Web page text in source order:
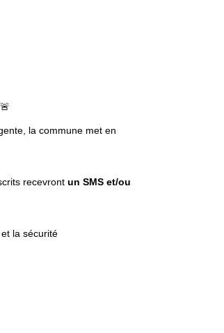
la commune met en
recevront un SMS et/ou
la sécurité